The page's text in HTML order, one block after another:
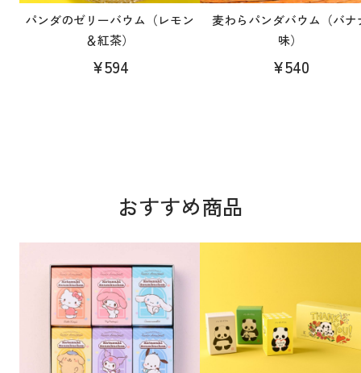
パンダのゼリーバウム（レモン
＆紅茶）
¥594
麦わらパンダバウム（バナ
味）
¥540
おすすめ商品